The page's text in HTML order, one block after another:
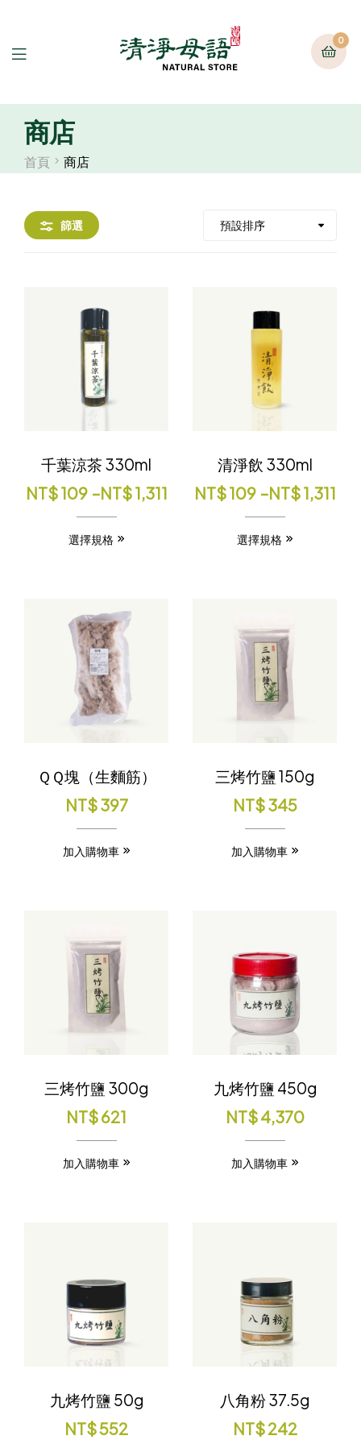
0
商店
首頁 商店
篩選
千葉涼茶 330ml
NT$109 –NT$1,311
選擇規格
清淨飲 330ml
NT$109 –NT$1,311
選擇規格
ＱＱ塊（生麵筋）
NT$397
加入購物車
三烤竹鹽 150g
NT$345
加入購物車
三烤竹鹽 300g
NT$621
加入購物車
九烤竹鹽 450g
NT$4,370
加入購物車
九烤竹鹽 50g
NT$552
八角粉 37.5g
NT$242